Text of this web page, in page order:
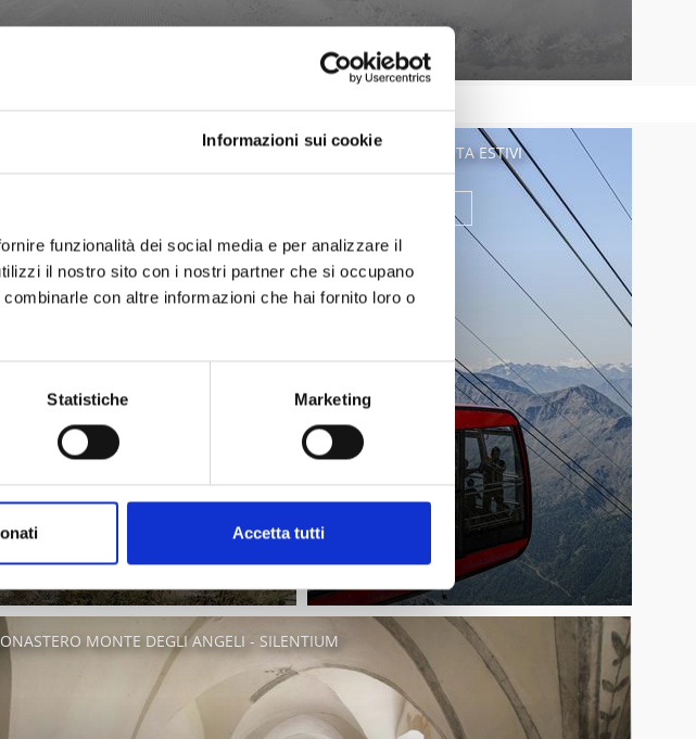
Informazioni sui cookie
funzionalità dei social media e per analizzare il
il nostro sito con i nostri partner che si occupano
con altre informazioni che hai fornito loro o
Statistiche Marketing
Accetta tutti
& ALPINISMO IMPIANTI DI RISALITA ESTIVI
MONTE DEGLI ANGELI - SILENTIUM